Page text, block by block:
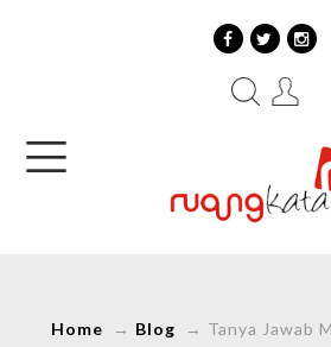
Home → Blog → Tanya Jawab